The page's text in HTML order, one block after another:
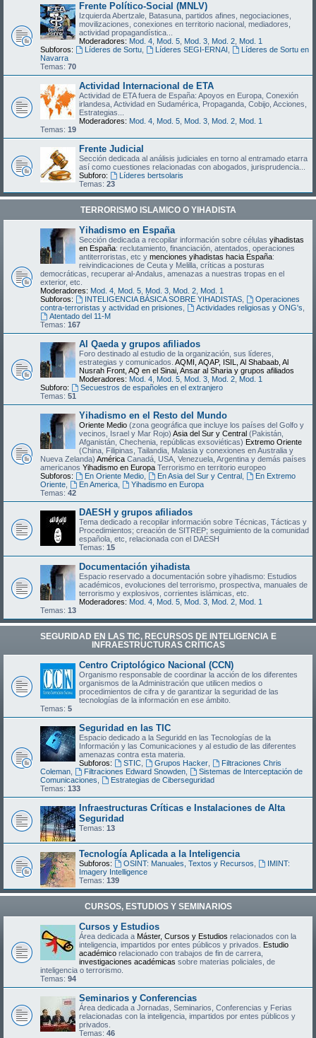
Frente Político-Social (MNLV)
Izquierda Abertzale, Batasuna, partidos afines, negociaciones,
movilizaciones, conexiones en territorio nacional, mediadores,
actividad propagandística...
Moderadores: Mod. 4 Mod. 5 Mod. 3 Mod. 2 Mod. 1
Subforos:
Líderes de Sortu, Líderes SEGI-ERNAI
Líderes de Sortu en
Navarra
Temas: 70
Actividad Internacional de ETA
Actividad de ETA fuera de España: Apoyos en Europa, Conexión
irlandesa, Actividad en Sudamérica, Propaganda, Cobijo, Acciones,
Estrategias...
Moderadores: Mod. 4 Mod. 5 Mod. 3 Mod. 2 Mod. 1
Temas: 19
Frente Judicial
Sección dedicada al análisis judiciales en torno al entramado etarra
así como cuestiones relacionadas con abogados, jurisprudencia...
Subforo:
Líderes bertsolaris
Temas: 23
TERRORISMO ISLAMICO O YIHADISTA
Yihadismo en España
Sección dedicada a recopilar información sobre células yihadistas
en España: reclutamiento, financiación, atentados, operaciones
antiterroristas, etc y menciones yihadistas hacia España:
reivindicaciones de Ceuta y Melilla, críticas a posturas
democráticas, recuperar al-Andalus, amenazas a nuestras tropas en el
exterior, etc.
Moderadores: Mod. 4 Mod. 5 Mod. 3 Mod. 2 Mod. 1
Subforos:
INTELIGENCIA BÁSICA SOBRE YIHADISTAS,
Operaciones
contra-terroristas y actividad en prisiones
Actividades religiosas y ONG's
Atentado del 11-M
Temas: 167
Al Qaeda y grupos afiliados
Foro destinado al estudio de la organización, sus líderes,
estrategias y comunicados. AQMI, AQAP, ISIL, Al Shabaab, Al
Nusrah Front, AQ en el Sinai, Ansar al Sharia y grupos afiliados
Moderadores: Mod. 4 Mod. 5 Mod. 3 Mod. 2 Mod. 1
Subforo:
Secuestros de españoles en el extranjero
Temas: 51
Yihadismo en el Resto del Mundo
Oriente Medio (zona geográfica que incluye los países del Golfo y
vecinos, Israel y Mar Rojo) Asia del Sur y Central (Pakistán,
Afganistán, Chechenia, repúblicas exsoviéticas) Extremo Oriente
(China, Filipinas, Tailandia, Malasia y conexiones en Australia y
Nueva Zelanda) América Canadá, USA, Venezuela, Argentina y demás países
americanos Yihadismo en Europa Terrorismo en territorio europeo
Subforos:
En Oriente Medio, En Asia del Sur y Central,
En Extremo
Oriente
En America,
Yihadismo en Europa
Temas: 42
DAESH y grupos afiliados
Tema dedicado a recopilar información sobre Técnicas, Tácticas y
Procedimientos; creación de SITREP; seguimiento de la comunidad
española, etc, relacionada con el DAESH
Temas: 15
Documentación yihadista
Espacio reservado a documentación sobre yihadismo: Estudios
académicos, evoluciones del terrorismo, prospectiva, manuales de
terrorismo y explosivos, corrientes islámicas, etc.
Moderadores: Mod. 4 Mod. 5 Mod. 3 Mod. 2 Mod. 1
Temas: 13
SEGURIDAD EN LAS TIC, RECURSOS DE INTELIGENCIA E
INFRAESTRUCTURAS CRÍTICAS
Centro Criptológico Nacional (CCN)
Organismo responsable de coordinar la acción de los diferentes
organismos de la Administración que utilicen medios o
procedimientos de cifra y de garantizar la seguridad de las
tecnologías de la información en ese ámbito.
Temas: 5
Seguridad en las TIC
Espacio dedicado a la Seguridd en las Tecnologías de la
Información y las Comunicaciones y al estudio de las diferentes
amenazas contra esta materia.
Subforos:
STIC, Grupos Hacker,
Filtraciones Chris
Coleman
Filtraciones Edward Snowden,
Sistemas de Interceptación de
Comunicaciones
Estrategias de Ciberseguridad
Temas: 133
Infraestructuras Críticas e Instalaciones de Alta
Seguridad
Temas: 13
Tecnología Aplicada a la Inteligencia
Subforos: OSINT: Manuales, Textos y Recursos
IMINT:
Imagery Intelligence
Temas: 139
CURSOS, ESTUDIOS Y SEMINARIOS
Cursos y Estudios
Área dedicada a Máster, Cursos y Estudios relacionados con la
inteligencia, impartidos por entes públicos y privados. Estudio
académico relacionado con trabajos de fin de carrera,
investigaciones académicas sobre materias policiales, de
inteligencia o terrorismo.
Temas: 94
Seminarios y Conferencias
Área dedicada a Jornadas, Seminarios, Conferencias y Ferias
relacionadas con la inteligencia, impartidos por entes públicos y
privados.
Temas: 46